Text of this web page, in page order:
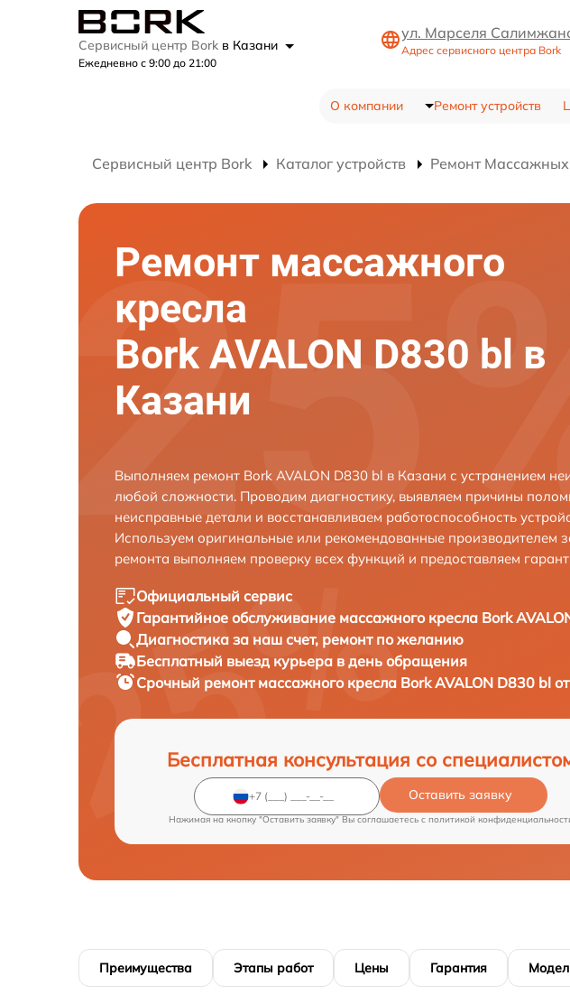
Сервисный центр Bork в Казани
Ежедневно с 9:00 до 21:00
ул. Марселя
Адрес сервисного центра Bork
О компании Ремонт устройств
Сервисный центр Bork Каталог устройств Ремонт Массажных
Ремонт массажного
кресла
Bork AVALON D830 bl в
Казани
Выполняем ремонт Bork AVALON D830 bl в Казани с устранением
любой сложности. Проводим диагностику, выявляем причины
неисправные детали и восстанавливаем работоспособность
Используем оригинальные или рекомендованные производителем
ремонта выполняем проверку всех функций и предоставляем
Официальный сервис
Гарантийное обслуживание массажного кресла Bork
Диагностика за наш счет, ремонт по желанию
Бесплатный выезд курьера в день обращения
Срочный ремонт массажного кресла Bork AVALON D830 bl
Бесплатная консультация со
Оставить заявку
Нажимая на кнопку "Оставить заявку" Вы соглашаетесь c политикой
Преимущества Этапы работ Цены Гарантия